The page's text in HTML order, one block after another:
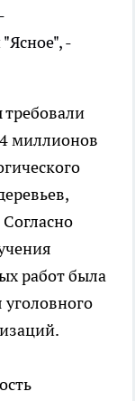
-
миллионов
работ была